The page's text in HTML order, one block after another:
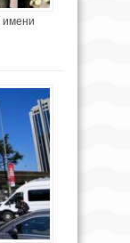
имени